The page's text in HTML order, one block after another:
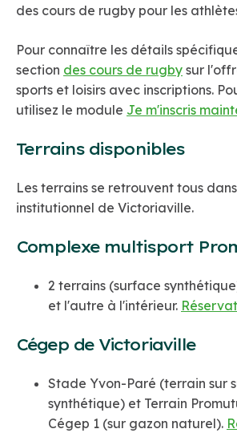
des cours de rugby pour les
Pour connaître les détails
section des cours de rugby sur
sports et loisirs avec inscriptions.
utilisez le module Je m'inscris
Terrains disponibles
Les terrains se retrouvent tous
institutionnel de Victoriaville.
Complexe multisport
2 terrains (surface
et l'autre à l'intérieur.
Cégep de Victoriaville
Stade Yvon-Paré (terrain sur
synthétique) et Terrain
Cégep 1 (sur gazon naturel).